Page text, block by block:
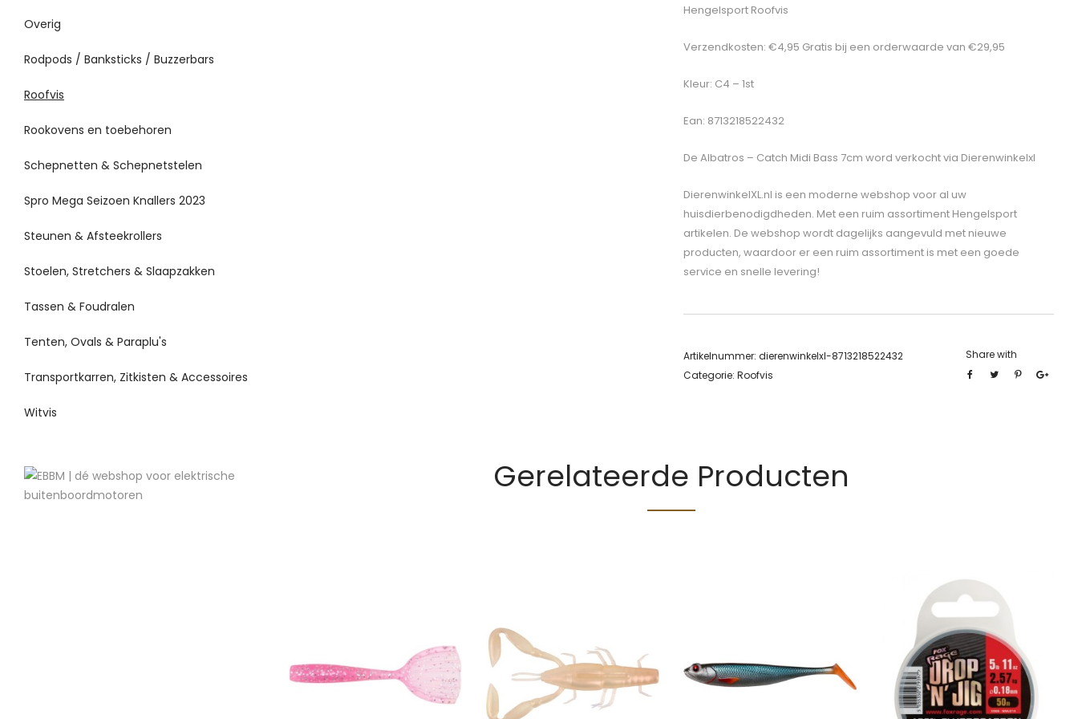
Hengelsport Roofvis
Verzendkosten: €4,95 Gratis bij een orderwaarde van €29,95
Kleur: C4 – 1st
Ean: 8713218522432
De Albatros – Catch Midi Bass 7cm word verkocht via Dierenwinkelxl
DierenwinkelXL.nl is een moderne webshop voor al uw
huisdierbenodigdheden. Met een ruim assortiment Hengelsport
artikelen. De webshop wordt dagelijks aangevuld met nieuwe
producten, waardoor er een ruim assortiment is met een goede
service en snelle levering!
Artikelnummer: dierenwinkelxl-8713218522432
Categorie: Roofvis
Share with
Gerelateerde Producten
Overig
Rodpods / Banksticks / Buzzerbars
Roofvis
Rookovens en toebehoren
Schepnetten & Schepnetstelen
Spro Mega Seizoen Knallers 2023
Steunen & Afsteekrollers
Stoelen, Stretchers & Slaapzakken
Tassen & Foudralen
Tenten, Ovals & Paraplu's
Transportkarren, Zitkisten & Accessoires
Witvis